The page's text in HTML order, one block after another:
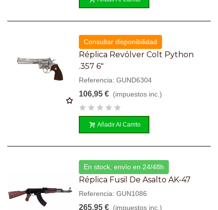
Consultar disponibilidad
Réplica Revólver Colt Python
.357 6"
Referencia: GUND6304
106,95 € (impuestos inc.)
Añadir Al Carrito
En stock, envío en 24/48h
Réplica Fusil De Asalto AK-47
Referencia: GUN1086
265,95 € (impuestos inc.)